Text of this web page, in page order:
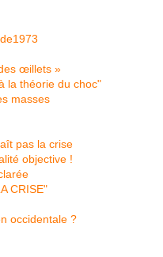
œillets »
la théorie du choc"
masses
pas la crise
objective !
CRISE"
occidentale ?